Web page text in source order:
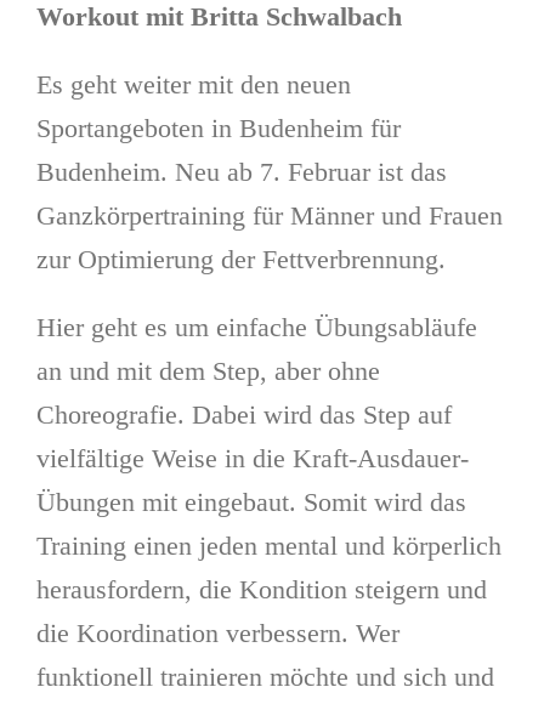
Workout mit Britta Schwalbach
Es geht weiter mit den neuen
Sportangeboten in Budenheim für
Budenheim. Neu ab 7. Februar ist das
Ganzkörpertraining für Männer und Frauen
zur Optimierung der Fettverbrennung.
Hier geht es um einfache Übungsabläufe
an und mit dem Step, aber ohne
Choreografie. Dabei wird das Step auf
vielfältige Weise in die Kraft-Ausdauer-
Übungen mit eingebaut. Somit wird das
Training einen jeden mental und körperlich
herausfordern, die Kondition steigern und
die Koordination verbessern. Wer
funktionell trainieren möchte und sich und